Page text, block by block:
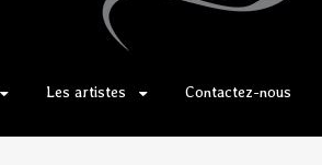
Les artistes Contactez-nous